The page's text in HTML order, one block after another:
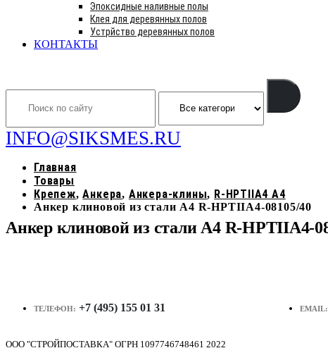
Эпоксидные наливные полы
Клея для деревянных полов
Устрйство деревянных полов
КОНТАКТЫ
INFO@SIKSMES.RU
Главная
Товары
Крепеж,Анкера, Анкера-клины, R-HPTIIA4 A4
Анкер клиновой из стали А4 R-HPTIIA4-08105/40
Анкер клиновой из стали А4 R-HPTIIA4-
ТЕЛЕФОН: +7 (495) 155 01 31 EMAIL:
ООО "СТРОЙПОСТАВКА" ОГРН 1097746748461 2022